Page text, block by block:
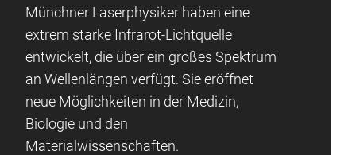
Münchner Laserphysiker haben eine
extrem starke Infrarot-Lichtquelle
entwickelt, die über ein großes Spektrum
an Wellenlängen verfügt. Sie eröffnet
neue Möglichkeiten in der Medizin,
Biologie und den
Materialwissenschaften.